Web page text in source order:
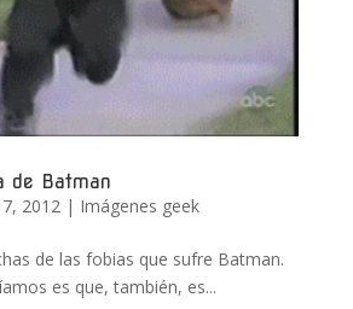
de Batman
2012| Imágenes geek
de las fobias que sufre Batman.
es que, también, es...